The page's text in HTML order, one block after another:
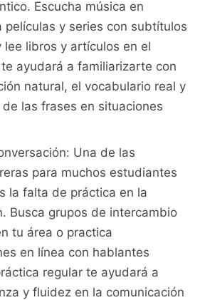
Escucha música en
películas y series con subtítulos
lee libros y artículos ⁢en el
ayudará a familiarizarte con
natural, el⁢ vocabulario real‌ y
las ⁤frases en situaciones
Una de las
para muchos estudiantes
la falta de práctica en la
Busca grupos de⁤ intercambio⁢
tu área o practica
en línea con hablantes
regular te ayudará a
y fluidez en ​la comunicación